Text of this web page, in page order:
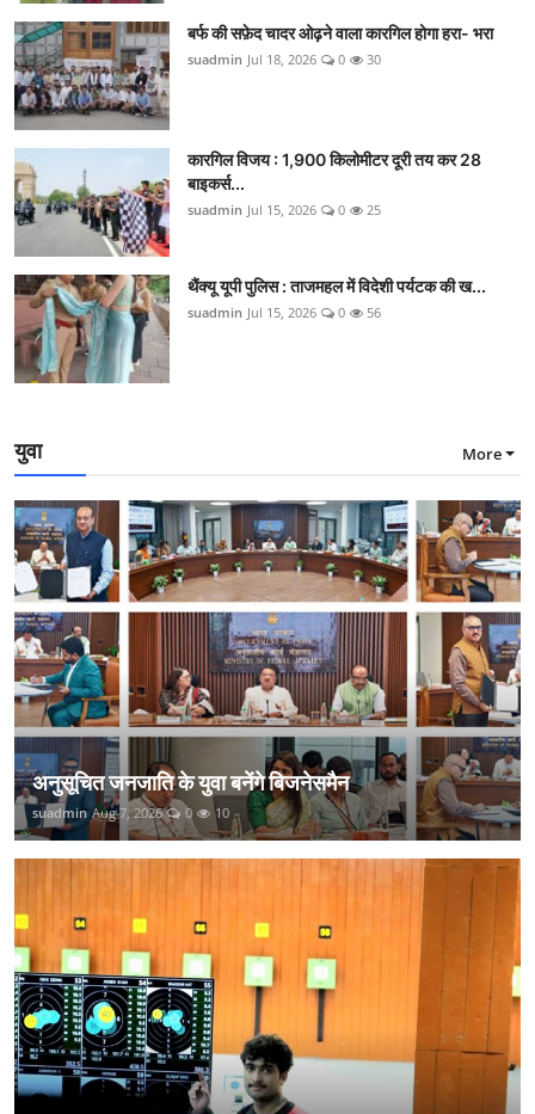
बर्फ की सफ़ेद चादर ओढ़ने वाला कारगिल होगा हरा- भरा
suadmin Jul 18, 2026 0 30
कारगिल विजय : 1,900 किलोमीटर दूरी तय कर 28
बाइकर्स...
suadmin Jul 15, 2026 0 25
थैंक्यू यूपी पुलिस : ताजमहल में विदेशी पर्यटक की ख...
suadmin Jul 15, 2026 0 56
युवा More
अनुसूचित जनजाति के युवा बनेंगे बिजनेसमैन
suadmin Aug 7, 2026 0 10